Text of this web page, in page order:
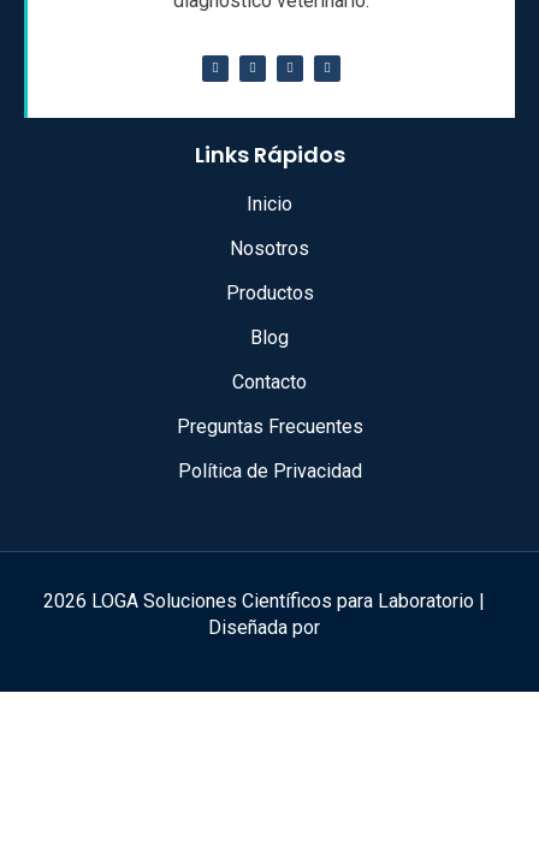
Links Rápidos
Inicio
Nosotros
Productos
Blog
Contacto
Preguntas Frecuentes
Política de Privacidad
2026 LOGA Soluciones Científicos para Laboratorio |
Diseñada por